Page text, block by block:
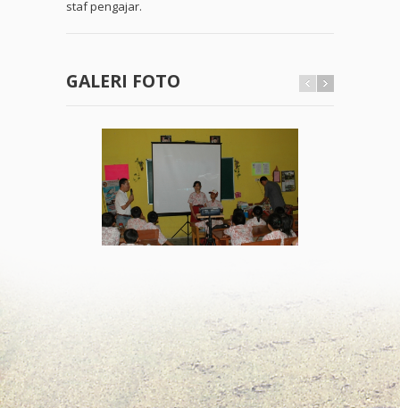
staf pengajar.
GALERI FOTO